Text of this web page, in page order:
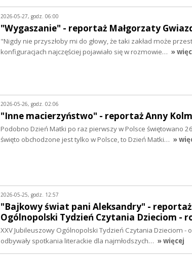
2026-05-27, godz. 06:00
"Wygaszanie" - reportaż Małgorzaty
"Nigdy nie przyszłoby mi do głowy, że taki zakład może
konfiguracjach najczęściej pojawiało się w rozmowie… »
2026-05-26, godz. 02:06
"Inne macierzyństwo" - reportaż Anny
Podobno Dzień Matki po raz pierwszy w Polsce świętowano
święto obchodzone jest tylko w Polsce, to Dzień Matki… »
2026-05-25, godz. 12:57
"Bajkowy świat pani Aleksandry" - reportaż
Ogólnopolski Tydzień Czytania Dzieciom -
XXV Jubileuszowy Ogólnopolski Tydzień Czytania Dzieciom -
odbywały spotkania literackie dla najmłodszych… » więcej